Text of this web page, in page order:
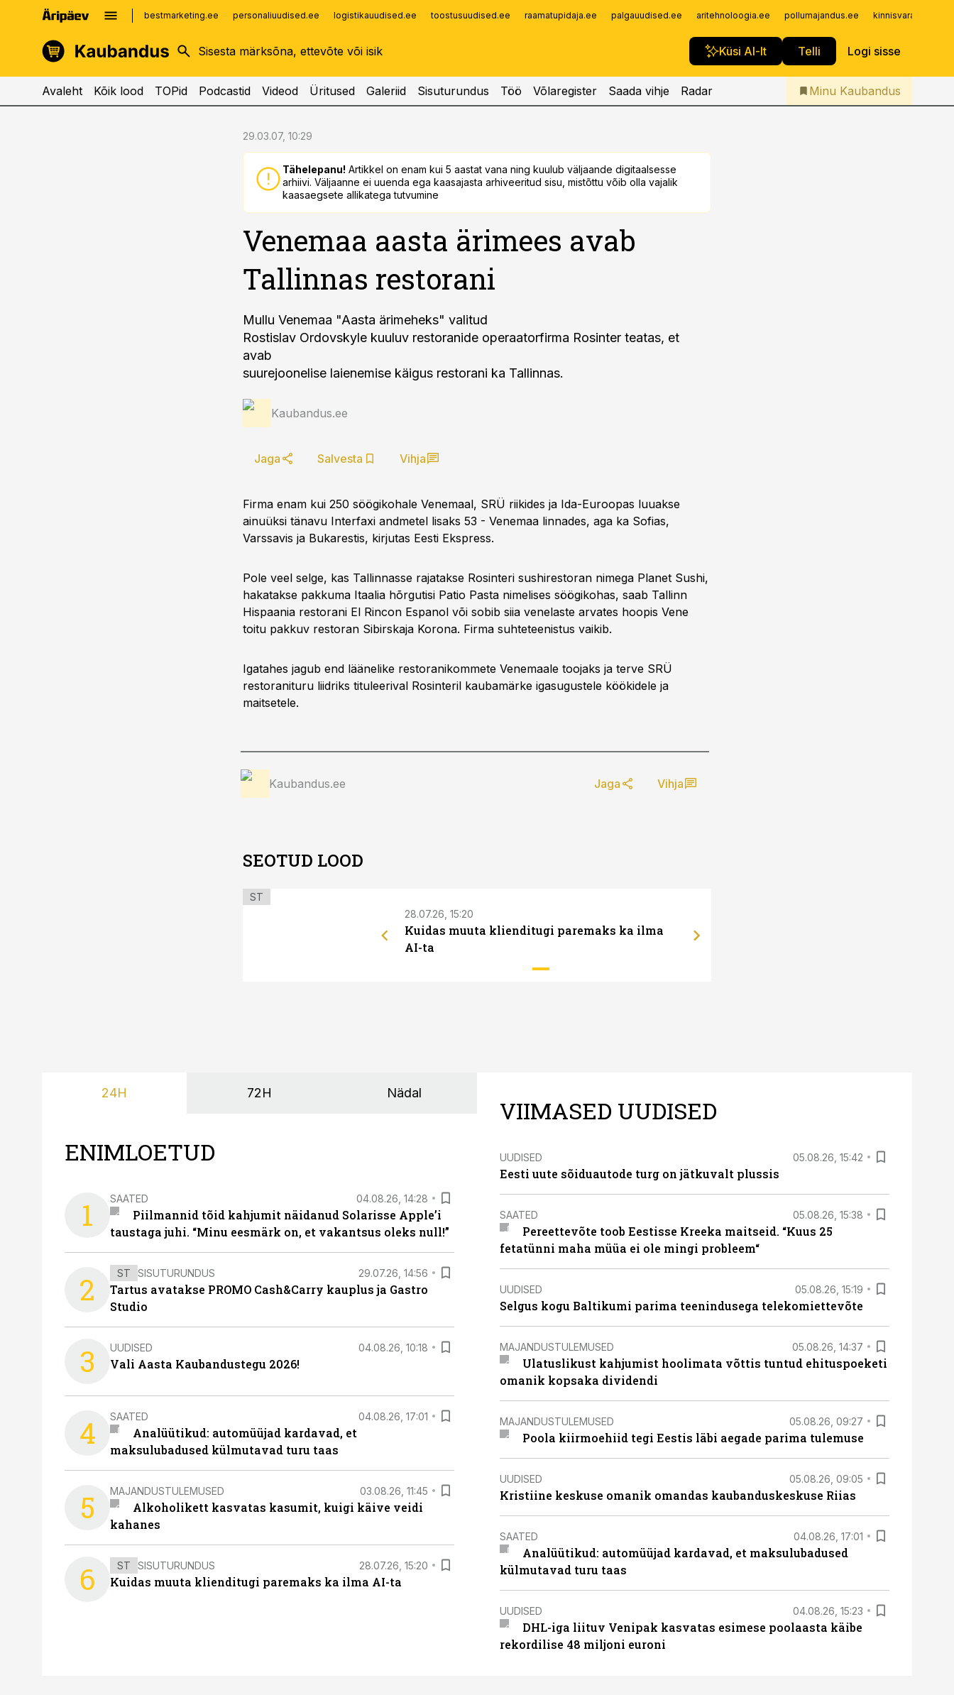
bestmarketing.ee personaliuudised.ee logistikauudised.ee toostusuudised.ee raamatupidaja.ee palgauudised.ee aritehnoloogia.ee pollumajandus.ee
Küsi AI-lt Telli Logi sisse
kinnisvarauudised.ee
logistikauudised.ee
imelineajalugu.ee
Infopank
Iseteenindus
Telli Kaubandus
Avaleht Kõik lood TOPid Podcastid Videod Üritused Galeriid Sisuturundus Töö Võlaregister Saada vihje Radar Minu Kaubandus
29.03.07, 10:29
Tähelepanu! Artikkel on enam kui 5 aastat vana ning kuulub väljaande digitaalsesse
arhiivi. Väljaanne ei uuenda ega kaasajasta arhiveeritud sisu, mistõttu võib olla vajalik
kaasaegsete allikatega tutvumine
Venemaa aasta ärimees avab
Tallinnas restorani
Mullu Venemaa "Aasta ärimeheks" valitud
Rostislav Ordovskyle kuuluv restoranide operaatorfirma Rosinter teatas, et
avab
suurejoonelise laienemise käigus restorani ka Tallinnas.
Kaubandus.ee
Jaga Salvesta Vihja
Firma enam kui 250 söögikohale Venemaal, SRÜ riikides ja Ida-Euroopas luuakse
ainuüksi tänavu Interfaxi andmetel lisaks 53 - Venemaa linnades, aga ka Sofias,
Varssavis ja Bukarestis, kirjutas Eesti Ekspress.
Pole veel selge, kas Tallinnasse rajatakse Rosinteri sushirestoran nimega Planet Sushi,
hakatakse pakkuma Itaalia hõrgutisi Patio Pasta nimelises söögikohas, saab Tallinn
Hispaania restorani El Rincon Espanol või sobib siia venelaste arvates hoopis Vene
toitu pakkuv restoran Sibirskaja Korona. Firma suhteteenistus vaikib.
Igatahes jagub end läänelike restoranikommete Venemaale toojaks ja terve SRÜ
restoranituru liidriks tituleerival Rosinteril kaubamärke igasugustele köökidele ja
maitsetele.
Kaubandus.ee Jaga Vihja
SEOTUD LOOD
ST
28.07.26, 15:20
Kuidas muuta klienditugi paremaks ka ilma
AI-ta
24H 72H Nädal
ENIMLOETUD
1 SAATED 04.08.26, 14:28
Piilmannid tõid kahjumit näidanud Solarisse Apple’i
taustaga juhi. “Minu eesmärk on, et vakantsus oleks null!”
2 ST SISUTURUNDUS 29.07.26, 14:56
Tartus avatakse PROMO Cash&Carry kauplus ja Gastro
Studio
3 UUDISED 04.08.26, 10:18
Vali Aasta Kaubandustegu 2026!
4 SAATED 04.08.26, 17:01
Analüütikud: automüüjad kardavad, et
maksulubadused külmutavad turu taas
5 MAJANDUSTULEMUSED 03.08.26, 11:45
Alkoholikett kasvatas kasumit, kuigi käive veidi
kahanes
6 ST SISUTURUNDUS 28.07.26, 15:20
Kuidas muuta klienditugi paremaks ka ilma AI-ta
VIIMASED UUDISED
UUDISED 05.08.26, 15:42
Eesti uute sõiduautode turg on jätkuvalt plussis
SAATED 05.08.26, 15:38
Pereettevõte toob Eestisse Kreeka maitseid. “Kuus 25
fetatünni maha müüa ei ole mingi probleem“
UUDISED 05.08.26, 15:19
Selgus kogu Baltikumi parima teenindusega telekomiettevõte
MAJANDUSTULEMUSED 05.08.26, 14:37
Ulatuslikust kahjumist hoolimata võttis tuntud ehituspoeketi
omanik kopsaka dividendi
MAJANDUSTULEMUSED 05.08.26, 09:27
Poola kiirmoehiid tegi Eestis läbi aegade parima tulemuse
UUDISED 05.08.26, 09:05
Kristiine keskuse omanik omandas kaubanduskeskuse Riias
SAATED 04.08.26, 17:01
Analüütikud: automüüjad kardavad, et maksulubadused
külmutavad turu taas
UUDISED 04.08.26, 15:23
DHL-iga liituv Venipak kasvatas esimese poolaasta käibe
rekordilise 48 miljoni euroni